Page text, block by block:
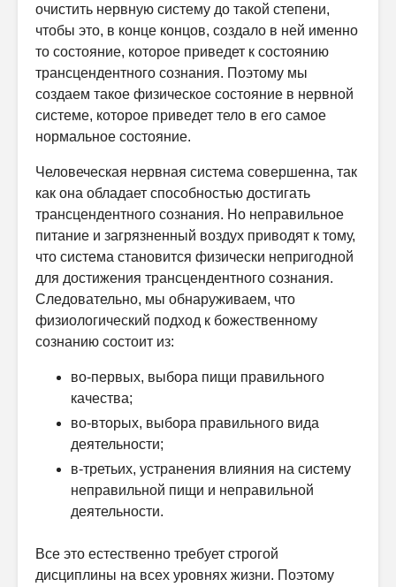
очистить нервную систему до такой степени,
чтобы это, в конце концов, создало в ней именно
то состояние, которое приведет к состоянию
трансцендентного сознания. Поэтому мы
создаем такое физическое состояние в нервной
системе, которое приведет тело в его самое
нормальное состояние.
Человеческая нервная система совершенна, так
как она обладает способностью достигать
трансцендентного сознания. Но неправильное
питание и загрязненный воздух приводят к тому,
что система становится физически непригодной
для достижения трансцендентного сознания.
Следовательно, мы обнаруживаем, что
физиологический подход к божественному
сознанию состоит из:
во-первых, выбора пищи правильного
качества;
во-вторых, выбора правильного вида
деятельности;
в-третьих, устранения влияния на систему
неправильной пищи и неправильной
деятельности.
Все это естественно требует строгой
дисциплины на всех уровнях жизни. Поэтому